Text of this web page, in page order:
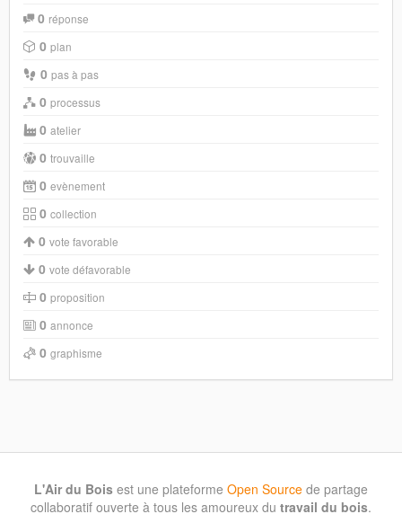
0 réponse
0 plan
0 pas à pas
0 processus
0 atelier
0 trouvaille
0 evènement
0 collection
0 vote favorable
0 vote défavorable
0 proposition
0 annonce
0 graphisme
L'Air du Bois est une plateforme Open Source de partage
collaboratif ouverte à tous les amoureux du travail du bois.